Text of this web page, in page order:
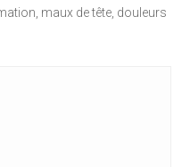
maux de tête, douleurs